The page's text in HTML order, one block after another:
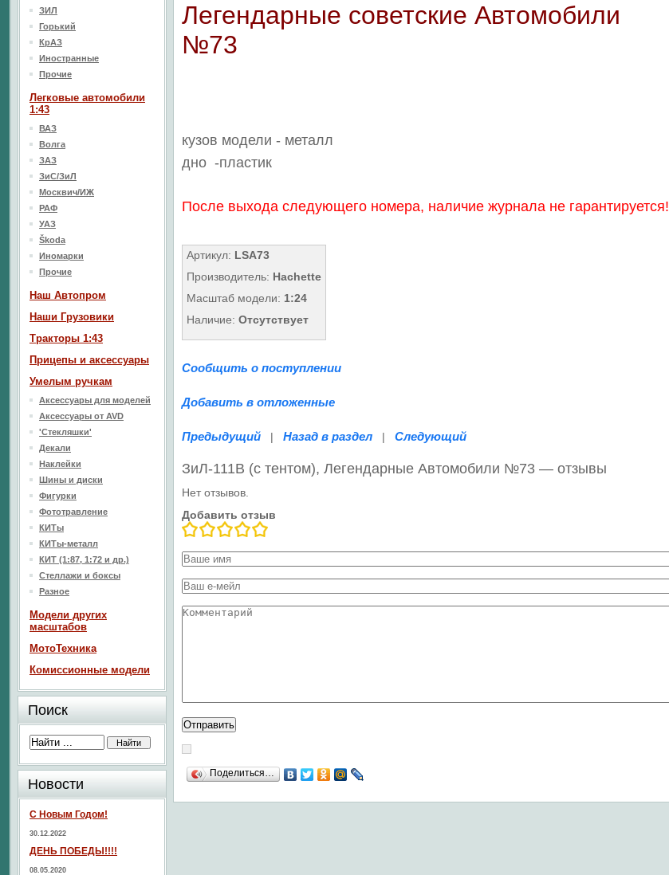
Легендарные советские Автомобили
№73
кузов модели - металл
дно -пластик
После выхода следующего номера, наличие журнала не гарантируется!
Артикул: LSA73
Производитель: Hachette
Масштаб модели: 1:24
Наличие: Отсутствует
Сообщить о поступлении
Добавить в отложенные
Предыдущий | Назад в раздел | Следующий
ЗиЛ-111В (с тентом), Легендарные Автомобили №73 — отзывы
Нет отзывов.
Добавить отзыв
Поделиться…
ЗИЛ
Горький
КрАЗ
Иностранные
Прочие
Легковые автомобили
1:43
ВАЗ
Волга
ЗАЗ
ЗиС/ЗиЛ
Москвич/ИЖ
РАФ
УАЗ
Škoda
Иномарки
Прочие
Наш Aвтопром
Наши Грузовики
Тракторы 1:43
Прицепы и аксессуары
Умелым ручкам
Аксессуары для моделей
Аксессуары от AVD
'Стекляшки'
Декали
Наклейки
Шины и диски
Фигурки
Фототравление
КИТы
КИТы-металл
КИТ (1:87, 1:72 и др.)
Стеллажи и боксы
Разное
Модели других
масштабов
МотоТехника
Комиссионные модели
Поиск
Новости
С Новым Годом!
30.12.2022
ДЕНЬ ПОБЕДЫ!!!!
08.05.2020